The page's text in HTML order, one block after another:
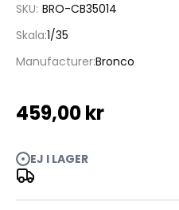
SKU BRO-CB35014
Skala 1/35
ManufacturerBronco
459,00 kr
EJ I LAGER
bildgalleriet
av
bildgalleriet